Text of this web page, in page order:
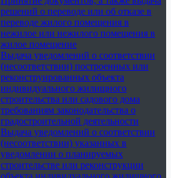
решений о переводе или об отказе в
переводе жилого помещения в
нежилое или нежилого помещения в
жилое помещение
Выдача уведомлений о соответствии
(несоответствии) построенных или
реконструированных объекта
индивидуального жилищного
строительства или садового дома
требованиям законодательства о
градостроительной деятельности
Выдача уведомлений о соответствии
(несоответствии) указанных в
уведомлении о планируемых
строительстве или реконструкции
объекта индивидуального жилищного